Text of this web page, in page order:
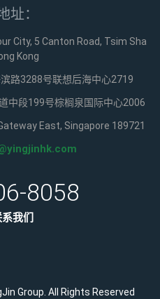
址：
City, 5 Canton Road, Tsim Sha
Kong
路3288号联想后海中心2719
中段199号棕榈泉国际中心2006
East, Singapore 189721
8058
我们
Group. All Rights Reserved